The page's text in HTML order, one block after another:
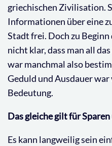
griechischen Zivilisation.
Informationen über eine
Stadt frei. Doch zu
nicht klar, dass man all
war manchmal also
Geduld und Ausdauer
Bedeutung.
Das gleiche gilt für
Es kann langweilig sein